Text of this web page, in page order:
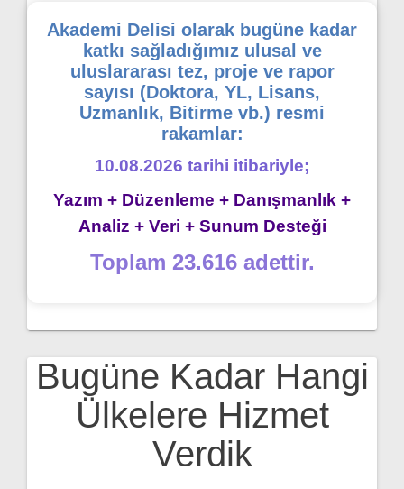
Akademi Delisi olarak bugüne kadar
katkı sağladığımız ulusal ve
uluslararası tez, proje ve rapor
sayısı (Doktora, YL, Lisans,
Uzmanlık, Bitirme vb.) resmi
rakamlar:
10.08.2026 tarihi itibariyle;
Yazım + Düzenleme + Danışmanlık +
Analiz + Veri + Sunum Desteği
Toplam 23.616 adettir.
Bugüne Kadar Hangi
Ülkelere Hizmet
Verdik